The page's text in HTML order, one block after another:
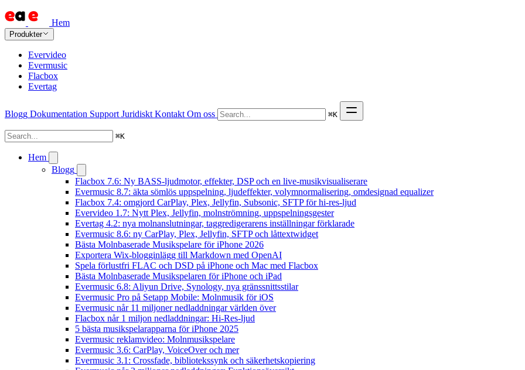
Hem
Produkter
Evervideo
Evermusic
Flacbox
Evertag
Blogg Dokumentation Support Juridiskt Kontakt Om oss ⌘K
⌘K
Hem
Blogg
Flacbox 7.6: Ny BASS-ljudmotor, effekter, DSP och en live-musikvisualiserare
Evermusic 8.7: äkta sömlös uppspelning, ljudeffekter, volymnormalisering, omdesignad equalizer
Flacbox 7.4: omgjord CarPlay, Plex, Jellyfin, Subsonic, SFTP för hi-res-ljud
Evervideo 1.7: Nytt Plex, Jellyfin, molnströmning, uppspelningsgester
Evertag 4.2: nya molnanslutningar, taggredigerarens inställningar förklarade
Evermusic 8.6: ny CarPlay, Plex, Jellyfin, SFTP och låttextwidget
Bästa Molnbaserade Musikspelare för iPhone 2026
Exportera Wix-blogginlägg till Markdown med OpenAI
Spela förlustfri FLAC och DSD på iPhone och Mac med Flacbox
Bästa Molnbaserade Musikspelaren för iPhone och iPad
Evermusic 6.8: Aliyun Drive, Synology, nya gränssnittsstilar
Evermusic Pro på Setapp Mobile: Molnmusik för iOS
Evermusic når 11 miljoner nedladdningar världen över
Flacbox når 1 miljon nedladdningar: Hi-Res-ljud
5 bästa musikspelarapparna för iPhone 2025
Evermusic reklamvideo: Molnmusikspelare
Evermusic 3.6: CarPlay, VoiceOver och mer
Evermusic 3.1: Crossfade, bibliotekssynk och säkerhetskopiering